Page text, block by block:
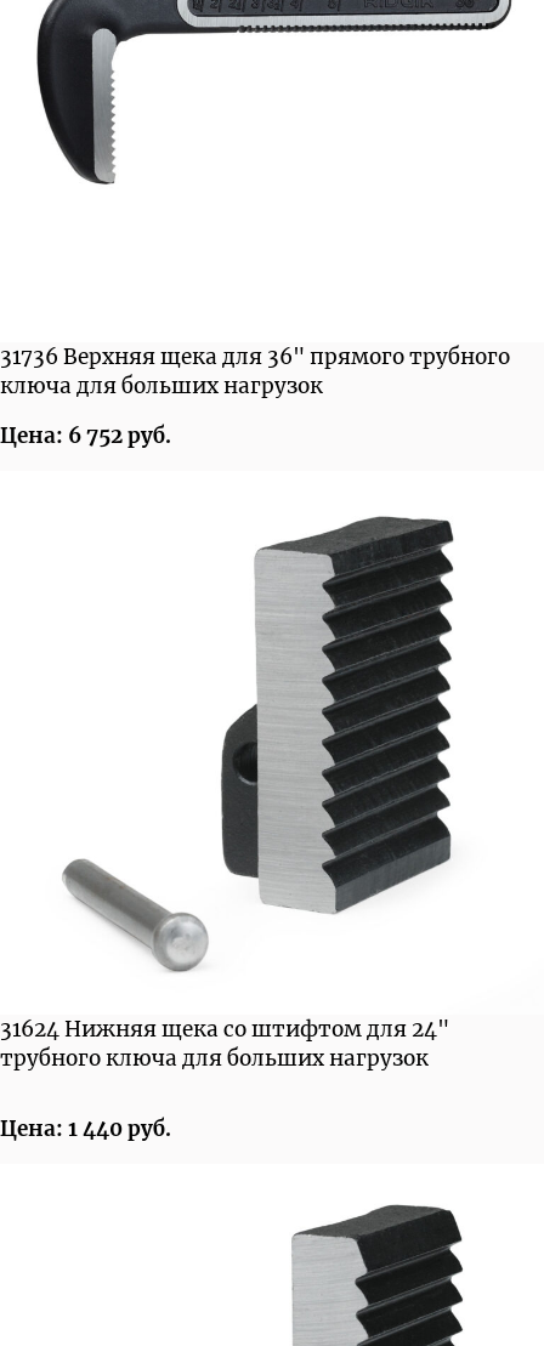
31736 Верхняя щека для 36" прямого трубного
ключа для больших нагрузок
Цена: 6 752 руб.
31624 Нижняя щека со штифтом для 24"
трубного ключа для больших нагрузок
Цена: 1 440 руб.